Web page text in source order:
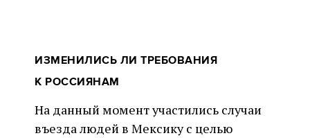
ИЗМЕНИЛИСЬ ЛИ ТРЕБОВАНИЯ
К РОССИЯНАМ
На данный момент участились случаи
въезда людей в Мексику с целью